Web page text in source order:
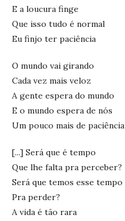
E a loucura finge
Que isso tudo é normal
Eu finjo ter paciência
O mundo vai girando
Cada vez mais veloz
A gente espera do mundo
E o mundo espera de nós
Um pouco mais de paciência
[...] Será que é tempo
Que lhe falta pra perceber?
Será que temos esse tempo
Pra perder?
A vida é tão rara